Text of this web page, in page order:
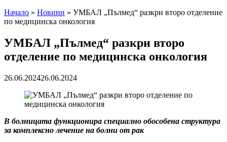
Начало » Новини » УМБАЛ „Пълмед“ разкри второ отделение
по медицинска онкология
УМБАЛ „Пълмед“ разкри второ
отделение по медицинска онкология
26.06.202426.06.2024
В болницата функционира специално обособена структура
за комплексно лечение на болни от рак